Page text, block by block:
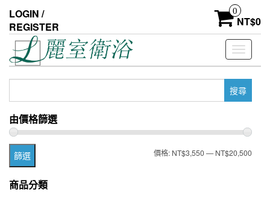
the
content
LOGIN /
REGISTER
0
NT$0
Toggle
鍵
字:
由價格篩選
最最
篩選 價格: NT$3,550—NT$20,500
商品分類